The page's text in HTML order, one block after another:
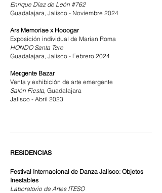
Enrique Díaz de León #762
Guadalajara, Jalisco - Noviembre 2024
Ars Memoriae x Hooogar
Exposición individual de Marian Roma
HONDO Santa Tere
Guadalajara, Jalisco - Febrero 2024​
Mer.gente Bazar
Venta y exhibición de arte emergente
Salón Fiesta, Guadalajara
Jalisco - Abril 2023
RESIDENCIAS
Festival Internacional de Danza Jalisco: Objetos
Inestables
Laboratorio de Artes ITESO